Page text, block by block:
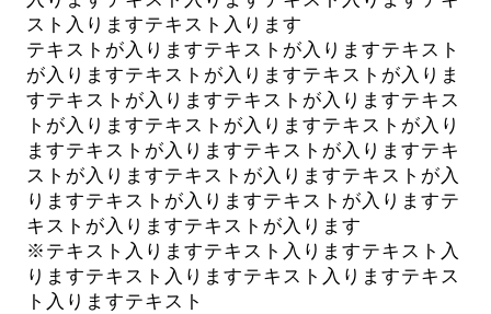
スト入りますテキスト入ります
テキストが入りますテキストが入りますテキスト
が入りますテキストが入りますテキストが入りま
すテキストが入りますテキストが入りますテキス
トが入りますテキストが入りますテキストが入り
ますテキストが入りますテキストが入りますテキ
ストが入りますテキストが入りますテキストが入
りますテキストが入りますテキストが入りますテ
キストが入りますテキストが入ります
※テキスト入りますテキスト入りますテキスト入
りますテキスト入りますテキスト入りますテキス
ト入りますテキスト